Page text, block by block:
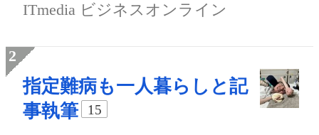
ITmedia ビジネスオンライン
指定難病も一人暮らしと記
事執筆
15